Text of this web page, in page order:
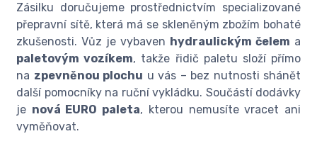
Zásilku doručujeme prostřednictvím specializované
přepravní sítě, která má se skleněným zbožím bohaté
zkušenosti. Vůz je vybaven hydraulickým čelem a
paletovým vozíkem, takže řidič paletu složí přímo
na zpevněnou plochu u vás – bez nutnosti shánět
další pomocníky na ruční vykládku. Součástí dodávky
je nová EURO paleta, kterou nemusíte vracet ani
vyměňovat.